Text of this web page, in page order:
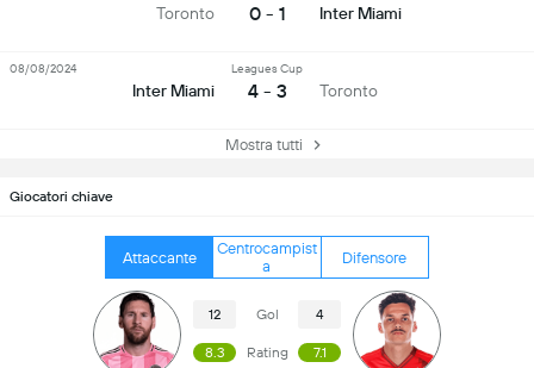
Giocatori chiave
Attaccante
Centrocampist
a
Difensore
12 Gol 4
8.3 Rating 7.1
Toronto 0 - 1 Inter Miami
Inter Miami
Leagues Cup
4 - 3 Toronto
08/08/2024
Mostra tutti